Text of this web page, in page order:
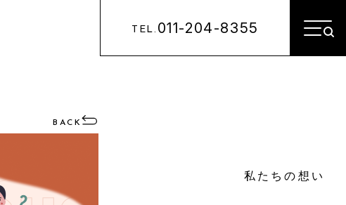
TEL. 011-204-8355
私たちの想い
BACK